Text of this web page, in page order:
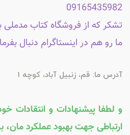
09165435982
تشکر که از فروشگاه کتاب مدملی
ما رو هم در اینستاگرام دنبال
آدرس ما: قم، زنبیل آباد، کوچه 1
و لطفا پیشنهادات و انتقادات
ارتباطی جهت بهبود عملکرد مان،